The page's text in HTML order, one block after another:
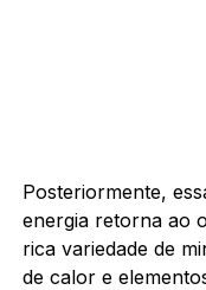
Posteriormente,
energia retorna ao
rica variedade de
de calor e